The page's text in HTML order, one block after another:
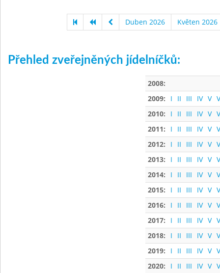
Duben 2026 Květen 2026
Přehled zveřejněných jídelníčků:
2008:
2009:
I II III IV V
2010:
I II III IV V
2011:
I II III IV V
2012:
I II III IV V
2013:
I II III IV V
2014:
I II III IV V
2015:
I II III IV V
2016:
I II III IV V
2017:
I II III IV V
2018:
I II III IV V
2019:
I II III IV V
2020:
I II III IV V